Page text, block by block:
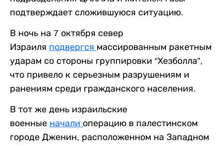
подтверждает сложившуюся ситуацию.
В ночь на 7 октября север
Израиля подвергся массированным ракетным
ударам со стороны группировки “Хезболла”,
что привело к серьезным разрушениям и
ранениям среди гражданского населения.
В тот же день израильские
военные начали операцию в палестинском
городе Дженин, расположенном на Западном